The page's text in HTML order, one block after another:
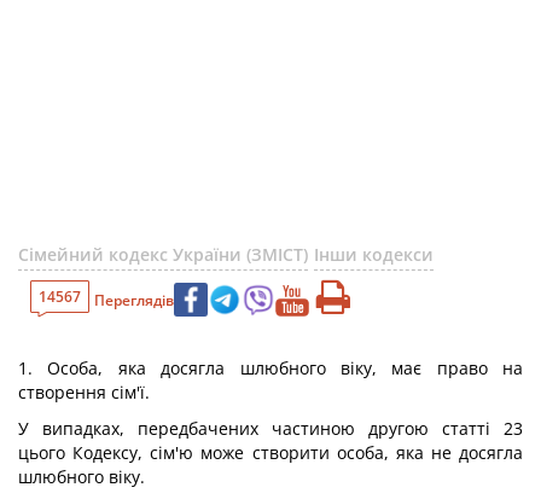
Сімейний кодекс України (ЗМІСТ) Інши кодекси
14567 Переглядів
1. Особа, яка досягла шлюбного віку, має право на
створення сім'ї.
У випадках, передбачених частиною другою статті 23
цього Кодексу, сім'ю може створити особа, яка не досягла
шлюбного віку.